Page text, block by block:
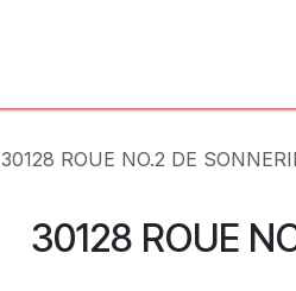
30128 ROUE NO.2 DE
30128 ROUE